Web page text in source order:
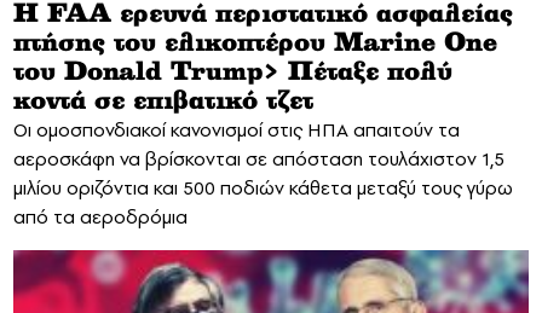
Η FAA ερευνά περιστατικό ασφαλείας
πτήσης του ελικοπτέρου Marine One
του Donald Trump> Πέταξε πολύ
κοντά σε επιβατικό τζετ
Οι ομοσπονδιακοί κανονισμοί στις ΗΠΑ απαιτούν τα
αεροσκάφη να βρίσκονται σε απόσταση τουλάχιστον 1,5
μιλίου οριζόντια και 500 ποδιών κάθετα μεταξύ τους γύρω
από τα αεροδρόμια